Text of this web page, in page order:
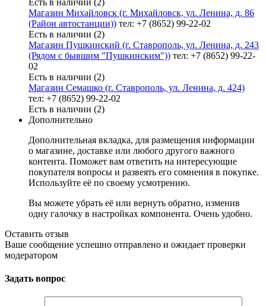
Магазин Михайловск (г. Михайловск, ул. Ленина, д. 86
(Район автостанции)) тел: +7 (8652) 99-22-02
Есть в наличии (2)
Магазин Пушкинский (г. Ставрополь, ул. Ленина, д. 243
(Рядом с бывшим "Пушкинским")) тел: +7 (8652) 99-22-
02
Есть в наличии (2)
Магазин Семашко (г. Ставрополь, ул. Ленина, д. 424)
тел: +7 (8652) 99-22-02
Есть в наличии (2)
Дополнительно
Дополнительная вкладка, для размещения информации
о магазине, доставке или любого другого важного
контента. Поможет вам ответить на интересующие
покупателя вопросы и развеять его сомнения в покупке.
Используйте её по своему усмотрению.
Вы можете убрать её или вернуть обратно, изменив
одну галочку в настройках компонента. Очень удобно.
Оставить отзыв
Ваше сообщение успешно отправлено и ожидает проверки
модератором
Задать вопрос